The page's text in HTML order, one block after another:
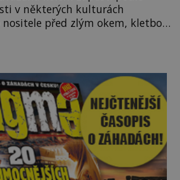
v některých kulturách
nositele před zlým okem, kletbou,
neštěstí či nemoc. S tímto
magické ochrany lze
východě a v
po celém světě, je